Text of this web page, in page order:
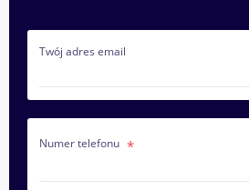
Twój adres email
Numer telefonu